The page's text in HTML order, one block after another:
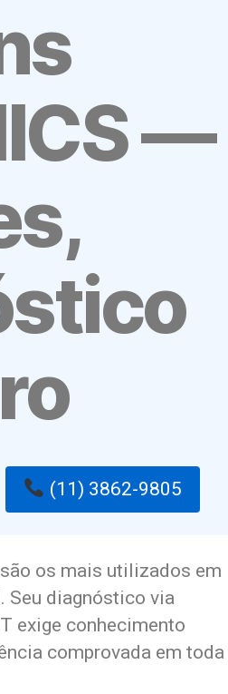
—
(11) 3862-9805
os mais utilizados em
Seu diagnóstico via
exige conhecimento
comprovada em toda